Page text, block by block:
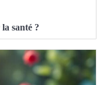
santé ?